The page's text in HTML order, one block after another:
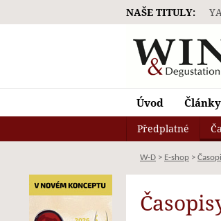
Úvod Články
Předplatné
W-D > E-shop >
NAŠE TITULY: